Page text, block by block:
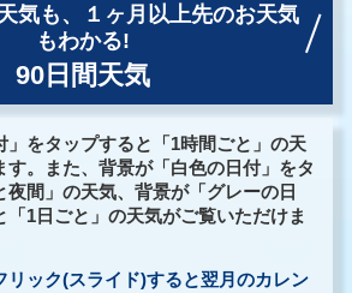
気も、
１ヶ月以上先のお天気
もわかる!
90日間天気
」をタップすると「1時間ごと」の天
す。また、背景が「白色の日付」をタ
夜間」の天気、背景が「グレーの日
「1日ごと」の天気がご覧いただけま
リック(スライド)すると翌月のカレン